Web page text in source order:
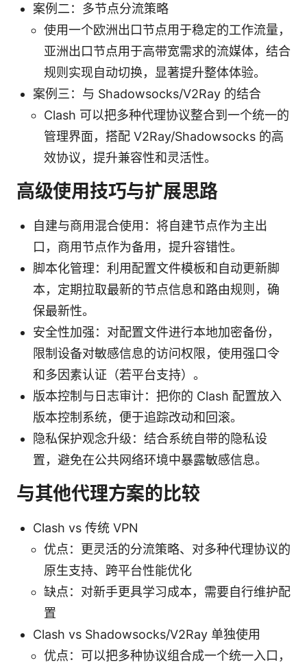
案例二：多节点分流策略
使用一个欧洲出口节点用于稳定的工作流量，
亚洲出口节点用于高带宽需求的流媒体，结合
规则实现自动切换，显著提升整体体验。
案例三：与 Shadowsocks/V2Ray 的结合
Clash 可以把多种代理协议整合到一个统一的
管理界面，搭配 V2Ray/Shadowsocks 的高
效协议，提升兼容性和灵活性。
高级使用技巧与扩展思路
自建与商用混合使用：将自建节点作为主出
口，商用节点作为备用，提升容错性。
脚本化管理：利用配置文件模板和自动更新脚
本，定期拉取最新的节点信息和路由规则，确
保最新性。
安全性加强：对配置文件进行本地加密备份，
限制设备对敏感信息的访问权限，使用强口令
和多因素认证（若平台支持）。
版本控制与日志审计：把你的 Clash 配置放入
版本控制系统，便于追踪改动和回滚。
隐私保护观念升级：结合系统自带的隐私设
置，避免在公共网络环境中暴露敏感信息。
与其他代理方案的比较
Clash vs 传统 VPN
优点：更灵活的分流策略、对多种代理协议的
原生支持、跨平台性能优化
缺点：对新手更具学习成本，需要自行维护配
置
Clash vs Shadowsocks/V2Ray 单独使用
优点：可以把多种协议组合成一个统一入口，